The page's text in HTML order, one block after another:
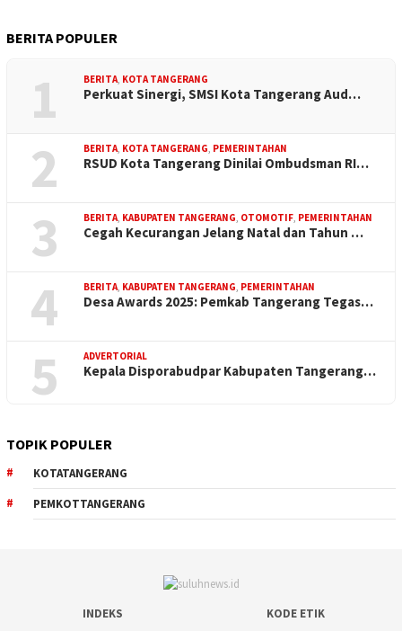
BERITA POPULER
1 BERITA KOTA TANGERANG
Perkuat Sinergi, SMSI Kota Tangerang Aud…
2 BERITA KOTA TANGERANG PEMERINTAHAN
RSUD Kota Tangerang Dinilai Ombudsman RI…
3 BERITA KABUPATEN TANGERANG OTOMOTIF PEMERINTAHAN
Cegah Kecurangan Jelang Natal dan Tahun …
4 BERITA KABUPATEN TANGERANG PEMERINTAHAN
Desa Awards 2025: Pemkab Tangerang Tegas…
5 ADVERTORIAL
Kepala Disporabudpar Kabupaten Tangerang…
TOPIK POPULER
KOTATANGERANG
PEMKOTTANGERANG
INDEKS KODE ETIK